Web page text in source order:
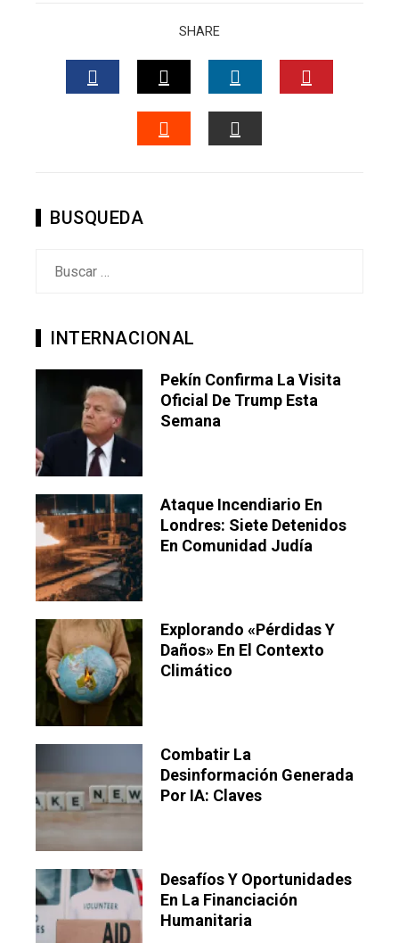
SHARE
FACEBOOKTWITTERLINKEDIN
BUSQUEDA
INTERNACIONAL
Pekín Confirma La Visita
Oficial De Trump Esta
Semana
Ataque Incendiario En
Londres: Siete Detenidos
En Comunidad Judía
Explorando «pérdidas Y
Daños» En El Contexto
Climático
Combatir La
Desinformación Generada
Por IA: Claves
Desafíos Y Oportunidades
En La Financiación
Humanitaria